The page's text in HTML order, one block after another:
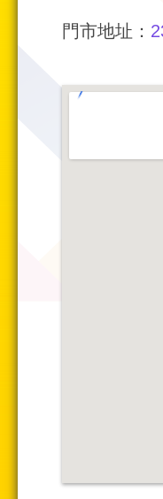
門市地址：